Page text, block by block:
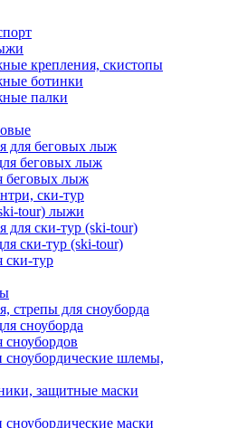
крепления, скистопы
ботинки
палки
для беговых лыж
беговых лыж
беговых лыж
ски-тур
tour) лыжи
для ски-тур (ski-tour)
ски-тур (ski-tour)
ски-тур
стрепы для сноуборда
сноуборда
сноубордов
шлемы,
защитные маски
маски